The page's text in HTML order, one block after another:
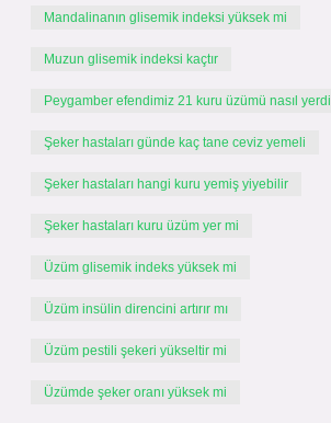
Mandalinanın glisemik indeksi yüksek mi
Muzun glisemik indeksi kaçtır
Peygamber efendimiz 21 kuru üzümü nasıl yerdi
Şeker hastaları günde kaç tane ceviz yemeli
Şeker hastaları hangi kuru yemiş yiyebilir
Şeker hastaları kuru üzüm yer mi
Üzüm glisemik indeks yüksek mi
Üzüm insülin direncini artırır mı
Üzüm pestili şekeri yükseltir mi
Üzümde şeker oranı yüksek mi